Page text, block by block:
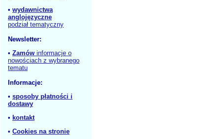
• wydawnictwa
anglojęzyczne
podział tematyczny
Newsletter:
• Zamów informacje o
nowościach z wybranego
tematu
Informacje:
• sposoby płatności i
dostawy
• kontakt
• Cookies na stronie